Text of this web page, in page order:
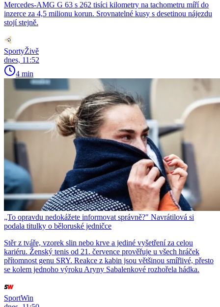
Mercedes-AMG G 63 s 262 tisíci kilometry na tachometru míří do
inzerce za 4,5 milionu korun. Srovnatelné kusy s desetinou nájezdu
stojí stejně.
SportyŽivě
dnes, 11:52
4 min
„To opravdu nedokážete informovat správně?" Navrátilová si
podala titulky o běloruské jedničce
Stěr z tváře, vzorek slin nebo krve a jediné vyšetření za celou
kariéru. Ženský tenis od 21. července prověřuje u všech hráček
přítomnost genu SRY. Reakce z kabin jsou většinou smířlivé, přesto
se kolem jednoho výroku Aryny Sabalenkové rozhořela hádka.
SportWin